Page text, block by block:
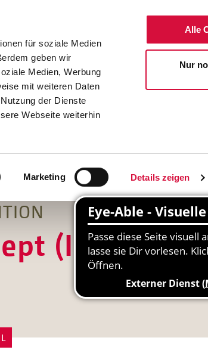
für soziale Medien
geben wir
Medien, Werbung
mit weiteren Daten
der Dienste
Webseite weiterhin
Marketing Details zeigen
Alle
Nur
(ISK) in